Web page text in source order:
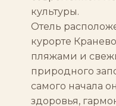
культуры.
Отель
курорте
пляжами и
природного
самого начала
здоровья,